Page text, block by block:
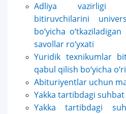
Adliya vazirligi
bitiruvchilarini
bo‘yicha
savollar ro‘yxati
Yuridik texnikumlar
qabul qilish bo‘yicha
Abituriyentlar uchun
Yakka tartibdagi
Yakka tartibdagi